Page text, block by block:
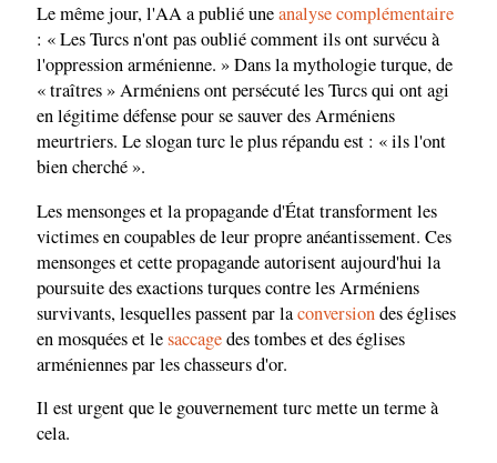
Le même jour, l'AA a publié uneanalyse complémentaire
: « Les Turcs n'ont pas oublié comment ils ont survécu à
l'oppression arménienne. » Dans la mythologie turque, de
« traîtres » Arméniens ont persécuté les Turcs qui ont agi
en légitime défense pour se sauver des Arméniens
meurtriers. Le slogan turc le plus répandu est : « ils l'ont
bien cherché ».
Les mensonges et la propagande d'État transforment les
victimes en coupables de leur propre anéantissement. Ces
mensonges et cette propagande autorisent aujourd'hui la
poursuite des exactions turques contre les Arméniens
survivants, lesquelles passent par laconversiondes églises
en mosquées et lesaccagedes tombes et des églises
arméniennes par les chasseurs d'or.
Il est urgent que le gouvernement turc mette un terme à
cela.